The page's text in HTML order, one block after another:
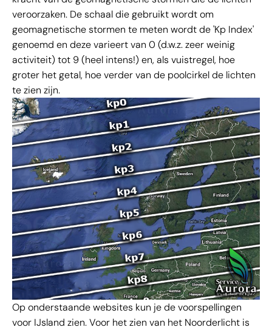
veroorzaken. De schaal die gebruikt wordt om
geomagnetische stormen te meten wordt de 'Kp Index'
genoemd en deze varieert van 0 (d.w.z. zeer weinig
activiteit) tot 9 (heel intens!) en, als vuistregel, hoe
groter het getal, hoe verder van de poolcirkel de lichten
te zien zijn.
Op onderstaande websites kun je de voorspellingen
voor IJsland zien. Voor het zien van het Noorderlicht is